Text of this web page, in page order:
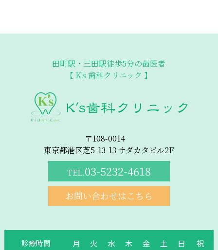
田町駅・三田駅徒歩5分の歯医者
【 K's 歯科クリニック 】
〒108-0014
東京都港区芝5-13-13 サダカタビル2F
TEL.03-5232-4618
お問い合わせはこちら
診療時間 月 火 水 木 金 土 日 祝